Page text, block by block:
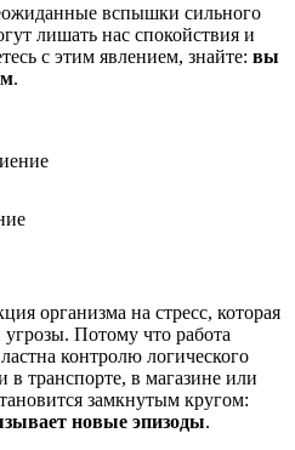
вспышки сильного
лишать нас спокойствия и
с этим явлением, знайте: вы
.
организма на стресс, которая
угрозы. Потому что работа
контролю логического
транспорте, в магазине или
замкнутым кругом:
новые эпизоды.